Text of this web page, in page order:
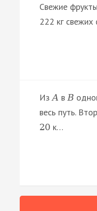
Свежие
222 кг свежих
ИзA вB
весь путь.
20 к…